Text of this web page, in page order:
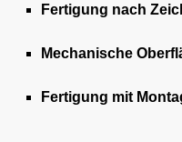
Fertigung nach
Mechanische
Fertigung mit